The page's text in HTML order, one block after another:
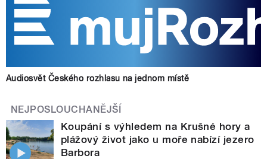
Audiosvět Českého rozhlasu na jednom místě
NEJPOSLOUCHANĚJŠÍ
Koupání s výhledem na Krušné hory a
plážový život jako u moře nabízí jezero
Barbora